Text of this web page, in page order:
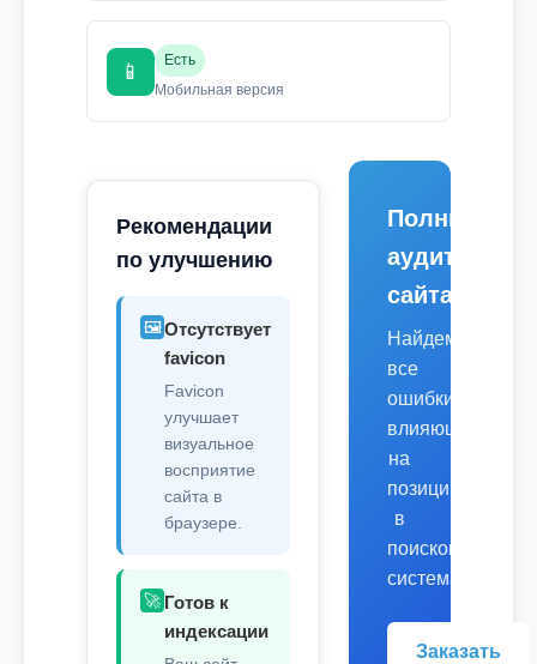
📱
Есть
Мобильная версия
Рекомендации
по улучшению
🖼️Отсутствует
favicon
Favicon
улучшает
визуальное
восприятие
сайта в
браузере.
🚀 Готов к
индексации
Полный
аудит
сайта
Найдем
все
ошибки,
влияющие
на
позиции
в
поисковых
системах.
Заказать